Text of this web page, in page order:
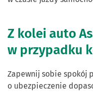
Z kolei auto
w przypadku
Zapewnij sobie spokój
o ubezpieczenie